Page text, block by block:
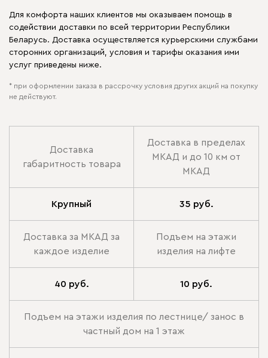
Для комфорта наших клиентов мы оказываем помощь в
содействии доставки по всей территории Республики
Беларусь. Доставка осуществляется курьерскими службами
сторонних организаций, условия и тарифы оказания ими
услуг приведены ниже.
* при оформлении заказа в рассрочку условия других акций на покупку
не действуют.
Доставка
габаритность товара
Доставка в пределах
МКАД и до 10 км от
МКАД
Крупный 35 руб.
Доставка за МКАД за
каждое изделие
Подъем на этажи
изделия на лифте
40 руб. 10 руб.
Подъем на этажи изделия по лестнице/ занос в
частный дом на 1 этаж